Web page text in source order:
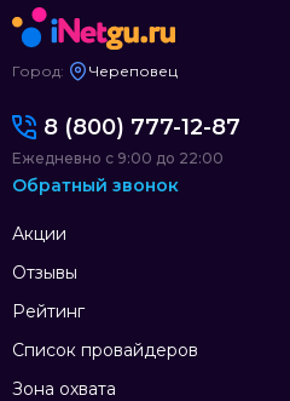
Город: Череповец
Акции
Отзывы
Рейтинг
Список провайдеров
Зона охвата
8 (800) 777-12-87
Ежедневно с 9:00 до 22:00
Обратный звонок